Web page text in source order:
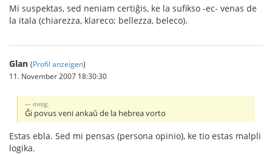
Mi suspektas, sed neniam certiĝis, ke la sufikso -ec- venas de
la itala (chiarezza, klareco; bellezza, beleco).
Glan (Profil anzeigen)
11. November 2007 18:30:30
mnlg:
Ĝi povus veni ankaŭ de la hebrea vorto
Estas ebla. Sed mi pensas (persona opinio), ke tio estas malpli
logika.